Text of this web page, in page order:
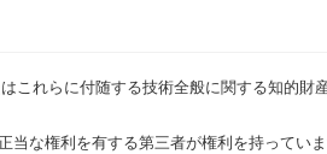
これらに付随する技術全般に関する知的財
な権利を有する第三者が権利を持ってい